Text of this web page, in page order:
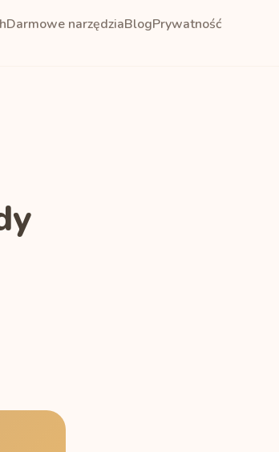
Darmowe narzędziaBlogPrywatność